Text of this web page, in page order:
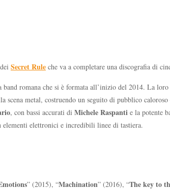
Secret Rule che va a completare una discografia di
band romana che si è formata all’inizio del 2014. La
scena metal, costruendo un seguito di pubblico
, con bassi accurati di Michele Raspanti e la potente
elettronici e incredibili linee di tastiera.
” (2015), “Machination” (2016), “The key to